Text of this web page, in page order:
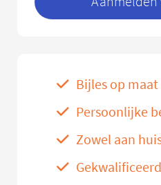
Bijles op maat
Persoonlijke
Zowel aan